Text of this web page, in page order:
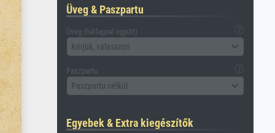
Üveg & Paszpartu
Üveg (hátlappal együtt)
Kérjük, válasszon
Paszpartu
Paszpartu nélkül
Egyebek & Extra kiegészítők